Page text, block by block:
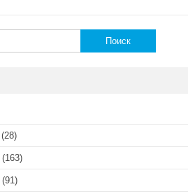
(28)
(163)
(91)